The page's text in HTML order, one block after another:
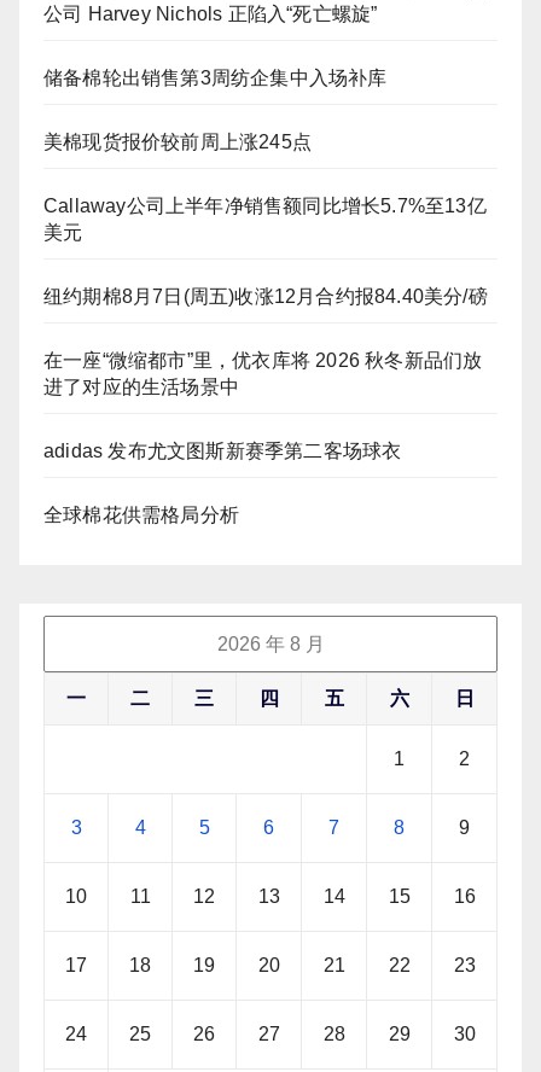
公司 Harvey Nichols 正陷入“死亡螺旋”
储备棉轮出销售第3周纺企集中入场补库
美棉现货报价较前周上涨245点
Callaway公司上半年净销售额同比增长5.7%至13亿
美元
纽约期棉8月7日(周五)收涨12月合约报84.40美分/磅
在一座“微缩都市”里，优衣库将 2026 秋冬新品们放
进了对应的生活场景中
adidas 发布尤文图斯新赛季第二客场球衣
全球棉花供需格局分析
2026 年 8 月
一 二 三 四 五 六 日
1 2
3 4 5 6 7 8 9
10 11 12 13 14 15 16
17 18 19 20 21 22 23
24 25 26 27 28 29 30